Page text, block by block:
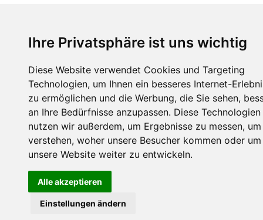
Ihre Privatsphäre ist uns wichtig
Diese Website verwendet Cookies und Targeting
Technologien, um Ihnen ein besseres Internet-
zu ermöglichen und die Werbung, die Sie sehen,
an Ihre Bedürfnisse anzupassen. Diese Technologien
nutzen wir außerdem, um Ergebnisse zu messen,
verstehen, woher unsere Besucher kommen oder um
unsere Website weiter zu entwickeln.
Alle akzeptieren
Einstellungen ändern